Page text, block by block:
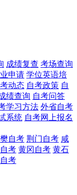
成绩复查 考场查询
申请 学位英语培
动态 自考政策 自
绩查询 自考问答
学习方法 外省自考
系统 自考网上报名
自考 荆门自考 咸
考 黄冈自考 黄石
考